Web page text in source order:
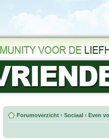
Forumoverzicht ‹ Sociaal ‹ Even